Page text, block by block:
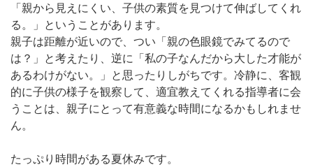
「親から見えにくい、子供の素質を見つけて伸ばしてくれ
る。」ということがあります。
親子は距離が近いので、つい「親の色眼鏡でみてるので
は？」と考えたり、逆に「私の子なんだから大した才能が
あるわけがない。」と思ったりしがちです。冷静に、客観
的に子供の様子を観察して、適宜教えてくれる指導者に会
うことは、親子にとって有意義な時間になるかもしれませ
ん。
たっぷり時間がある夏休みです。